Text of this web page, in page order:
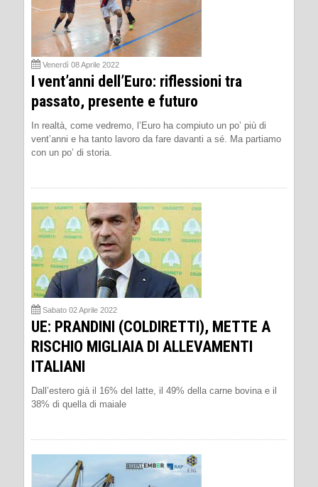
Venerdì 08 Aprile 2022
I vent’anni dell’Euro: riflessioni tra
passato, presente e futuro
In realtà, come vedremo, l’Euro ha compiuto un po’ più di
vent’anni e ha tanto lavoro da fare davanti a sé. Ma partiamo
con un po’ di storia.
Sabato 02 Aprile 2022
UE: PRANDINI (COLDIRETTI), METTE A
RISCHIO MIGLIAIA DI ALLEVAMENTI
ITALIANI
Dall’estero già il 16% del latte, il 49% della carne bovina e il
38% di quella di maiale